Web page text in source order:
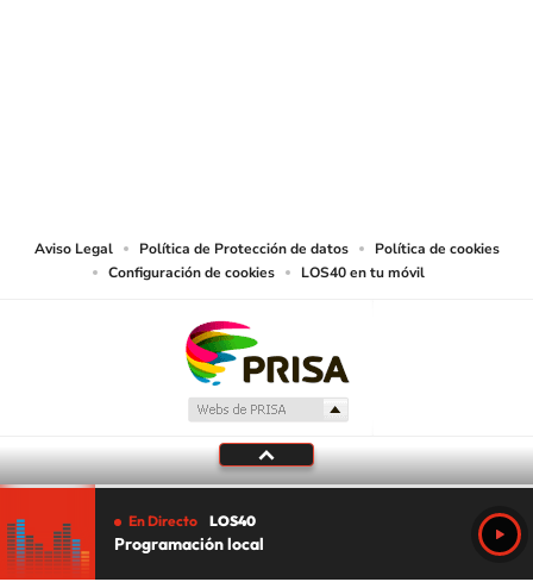
Aviso Legal Política de Protección de datos
Política de cookies
Configuración de cookies
LOS40 en tu móvil
En Directo LOS40
Programación local